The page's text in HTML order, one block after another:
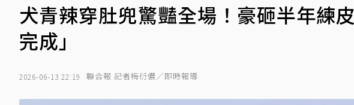
犬青辣穿肚兜驚豔全場！豪砸半年練
完成」
2026-06-13 22:19 聯合報 記者梅衍儂／即時報導